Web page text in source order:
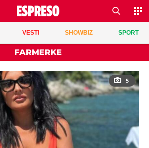
VESTI SHOWBIZ SPORT
FARMERKE
5